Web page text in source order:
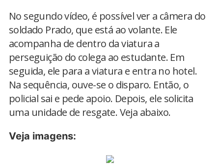
No segundo vídeo, é possível ver a câmera do
soldado Prado, que está ao volante. Ele
acompanha de dentro da viatura a
perseguição do colega ao estudante. Em
seguida, ele para a viatura e entra no hotel.
Na sequência, ouve-se o disparo. Então, o
policial sai e pede apoio. Depois, ele solicita
uma unidade de resgate. Veja abaixo.
Veja imagens: